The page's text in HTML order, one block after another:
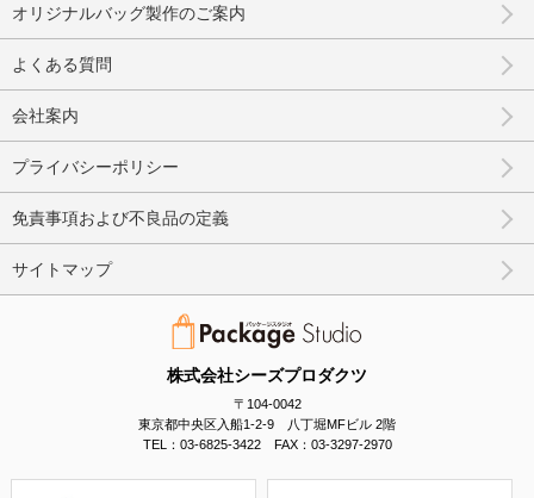
株式会社シーズプロダクツ
〒104-0042
東京都中央区入船1-2-9 八丁堀MFビル 2階
TEL：03-6825-3422 FAX：03-3297-2970
オリジナルバッグ製作のご案内
よくある質問
会社案内
プライバシーポリシー
免責事項および不良品の定義
サイトマップ